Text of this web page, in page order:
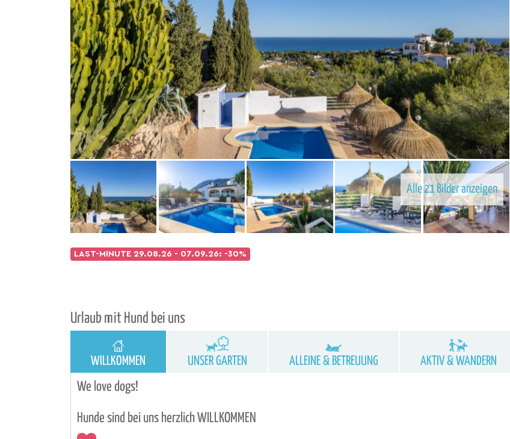
Alle 21 Bilder anzeigen
LAST-MINUTE29.08.26 - 07.09.26: -30%
Urlaub mit Hund bei uns
WILLKOMMEN UNSER GARTEN ALLEINE & BETREUUNG AKTIV & WANDERN
We love dogs!
Hunde sind bei uns herzlich WILLKOMMEN